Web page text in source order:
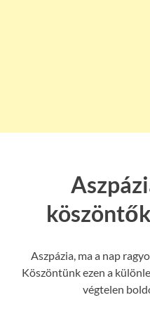
Aszpázia, ma a nap
Köszöntünk ezen a
végtelen